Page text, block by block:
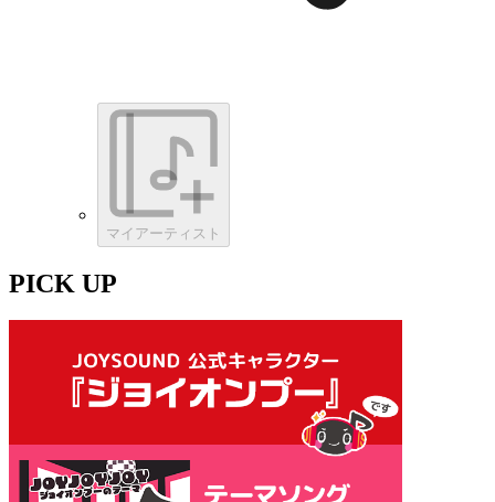
マイアーティスト
PICK UP